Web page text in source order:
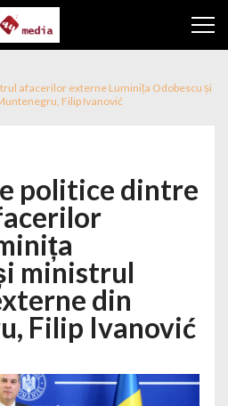
afacerilor externe Luminița Odobescu și
Filip Ivanović
politice dintre
ministrul
din
Filip Ivanović